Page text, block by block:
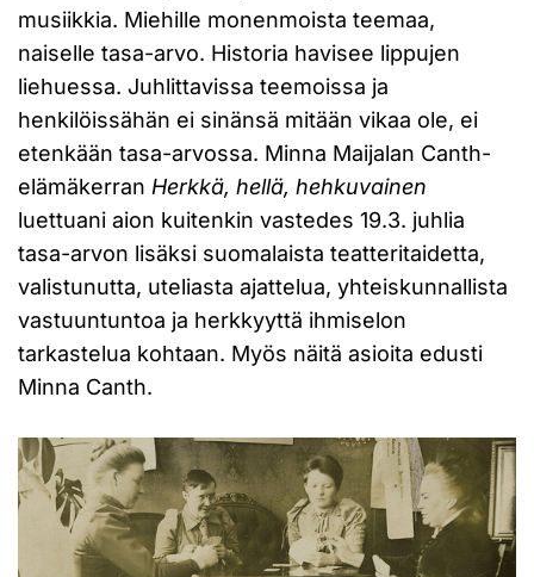
musiikkia. Miehille monenmoista teemaa,
naiselle tasa-arvo. Historia havisee lippujen
liehuessa. Juhlittavissa teemoissa ja
henkilöissähän ei sinänsä mitään vikaa ole, ei
etenkään tasa-arvossa. Minna Maijalan Canth-
elämäkerran Herkkä, hellä, hehkuvainen
luettuani aion kuitenkin vastedes 19.3. juhlia
tasa-arvon lisäksi suomalaista teatteritaidetta,
valistunutta, uteliasta ajattelua, yhteiskunnallista
vastuuntuntoa ja herkkyyttä ihmiselon
tarkastelua kohtaan. Myös näitä asioita edusti
Minna Canth.